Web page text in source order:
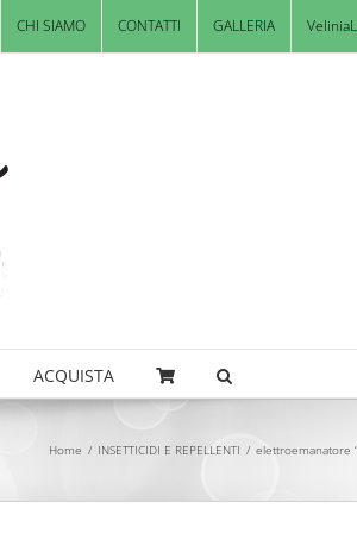
CHI SIAMO CONTATTI GALLERIA
ACQUISTA
Home / INSETTICIDI E REPELLENTI / elettroemanatore